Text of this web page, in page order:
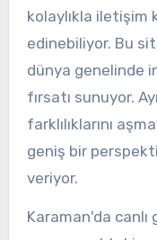
kolaylıkla iletişim
edinebiliyor. Bu
dünya genelinde
fırsatı sunuyor.
farklılıklarını
geniş bir
veriyor.
Karaman'da